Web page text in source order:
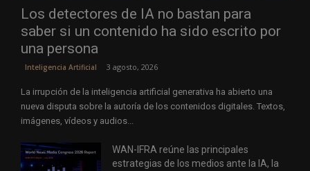
Los detectores de IA no bastan para
saber si un contenido ha sido escrito por
una persona
Inteligencia Artificial 3 agosto, 2026
La irrupción de la inteligencia artificial generativa ha abierto una
nueva disputa sobre la autoría de los contenidos digitales. Textos,
imágenes, vídeos y audios...
WAN-IFRA reúne las principales
estrategias de los medios ante la IA, la